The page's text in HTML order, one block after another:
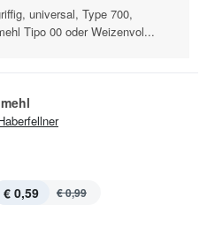
universal, Type 700,
Tipo 00 oder Weizenvol...
€ 0,59 € 0,99